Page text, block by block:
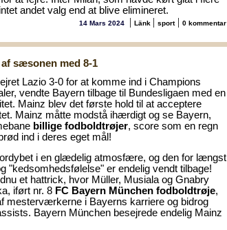
andet valg end at blive elimineret.
14 Mars 2024 | Länk | sport| 0 kommentar
sæsonen med 8-1
Lazio 3-0 for at komme ind i Champions
vendte Bayern tilbage til Bundesligaen med en
Mainz blev det første hold til at acceptere
Mainz måtte modstå ihærdigt og se Bayern,
billige fodboldtrøjer, score som en regn
ind i deres eget mål!
i en glædelig atmosfære, og den for længst
"kedsomhedsfølelse" er endelig vendt tilbage!
et hattrick, hvor Müller, Musiala og Gnabry
iført nr. 8 FC Bayern München fodboldtrøje,
mesterværkerne i Bayerns karriere og bidrog
Bayern München besejrede endelig Mainz